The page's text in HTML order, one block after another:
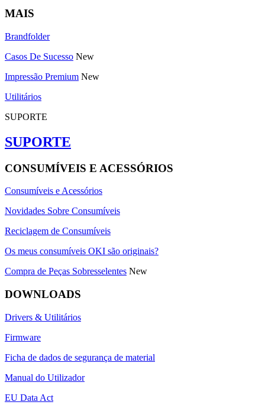
MAIS
Brandfolder
Casos De Sucesso New
Impressão Premium New
Utilitários
SUPORTE
SUPORTE
CONSUMÍVEIS E ACESSÓRIOS
Consumíveis e Acessórios
Novidades Sobre Consumíveis
Reciclagem de Consumíveis
Os meus consumíveis OKI são originais?
Compra de Peças Sobresselentes New
DOWNLOADS
Drivers & Utilitários
Firmware
Ficha de dados de segurança de material
Manual do Utilizador
EU Data Act